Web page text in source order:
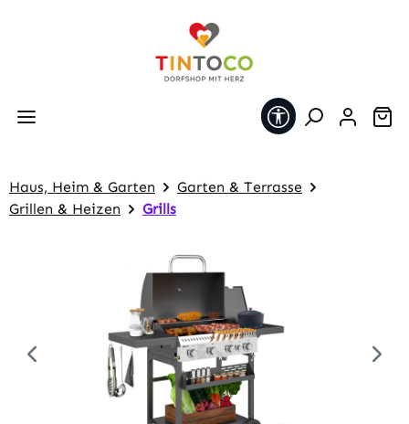
Werkzeugleiste
Haus, Heim & Garten
Garten & Terrasse
Grillen & Heizen
Grills
Bildergalerie überspringen